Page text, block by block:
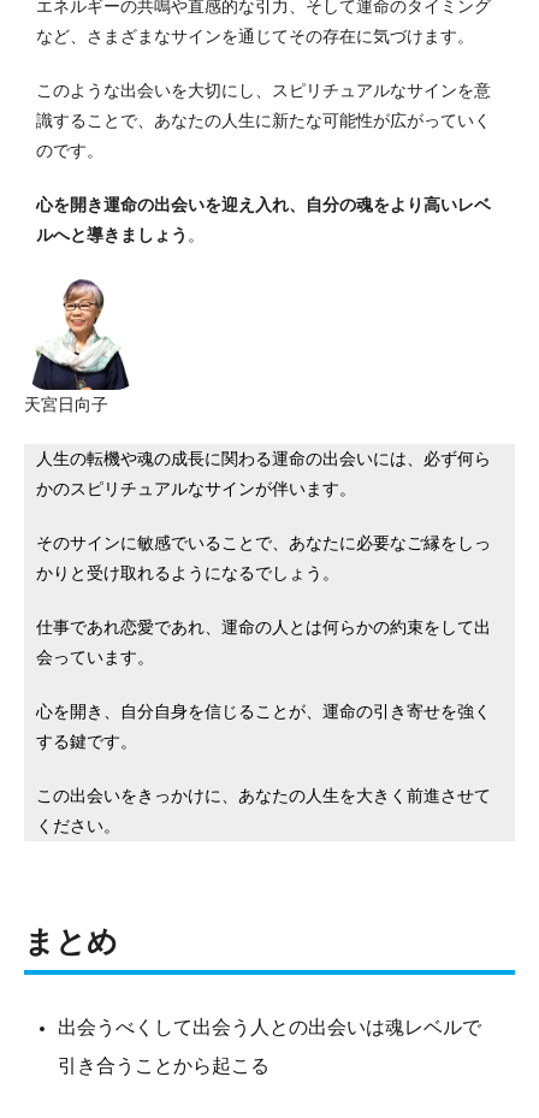
エネルギーの共鳴や直感的な引力、そして運命のタイミング
など、さまざまなサインを通じてその存在に気づけます。
このような出会いを大切にし、スピリチュアルなサインを意
識することで、あなたの人生に新たな可能性が広がっていく
のです。
心を開き運命の出会いを迎え入れ、自分の魂をより高いレベ
ルへと導きましょう 。
天宮日向子
人生の転機や魂の成長に関わる運命の出会いには、必ず何ら
かのスピリチュアルなサインが伴います。
そのサインに敏感でいることで、あなたに必要なご縁をしっ
かりと受け取れるようになるでしょう。
仕事であれ恋愛であれ、運命の人とは何らかの約束をして出
会っています。
心を開き、自分自身を信じることが、運命の引き寄せを強く
する鍵です。
この出会いをきっかけに、あなたの人生を大きく前進させて
ください。
まとめ
出会うべくして出会う人との出会いは魂レベルで
引き合うことから起こる